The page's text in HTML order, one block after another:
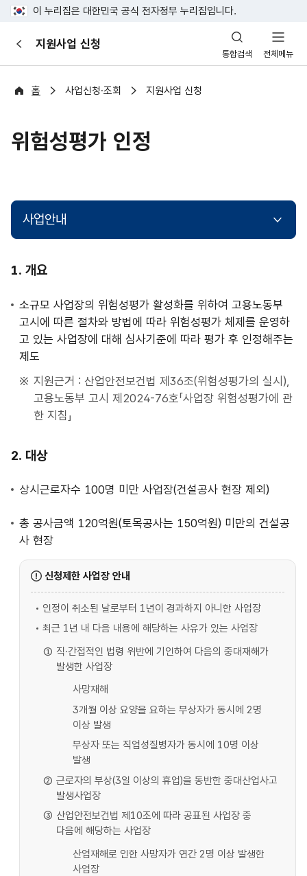
이 누리집은 대한민국 공식 전자정부 누리집입니다.
이
산
안
포
지원사업 신청
통합검색 전체메뉴
홈 사업신청·조회 지원사업 신청
위험성평가 인정
사업안내
사
안
개요
소규모 사업장의 위험성평가 활성화를 위하여 고용노동부
고시에 따른 절차와 방법에 따라 위험성평가 체제를 운영하
고 있는 사업장에 대해 심사기준에 따라 평가 후 인정해주는
제도
지원근거 : 산업안전보건법 제36조(위험성평가의 실시),
고용노동부 고시 제2024-76호「사업장 위험성평가에 관
한 지침」
대상
상시근로자수 100명 미만 사업장(건설공사 현장 제외)
총 공사금액 120억원(토목공사는 150억원) 미만의 건설공
사 현장
신청제한 사업장 안내
인정이 취소된 날로부터 1년이 경과하지 아니한 사업장
최근 1년 내 다음 내용에 해당하는 사유가 있는 사업장
직·간접적인 법령 위반에 기인하여 다음의 중대재해가
발생한 사업장
사망재해
3개월 이상 요양을 요하는 부상자가 동시에 2명
이상 발생
부상자 또는 직업성질병자가 동시에 10명 이상
발생
근로자의 부상(3일 이상의 휴업)을 동반한 중대산업사고
발생사업장
산업안전보건법 제10조에 따라 공표된 사업장 중
다음에 해당하는 사업장
산업재해로 인한 사망자가 연간 2명 이상 발생한
사업장